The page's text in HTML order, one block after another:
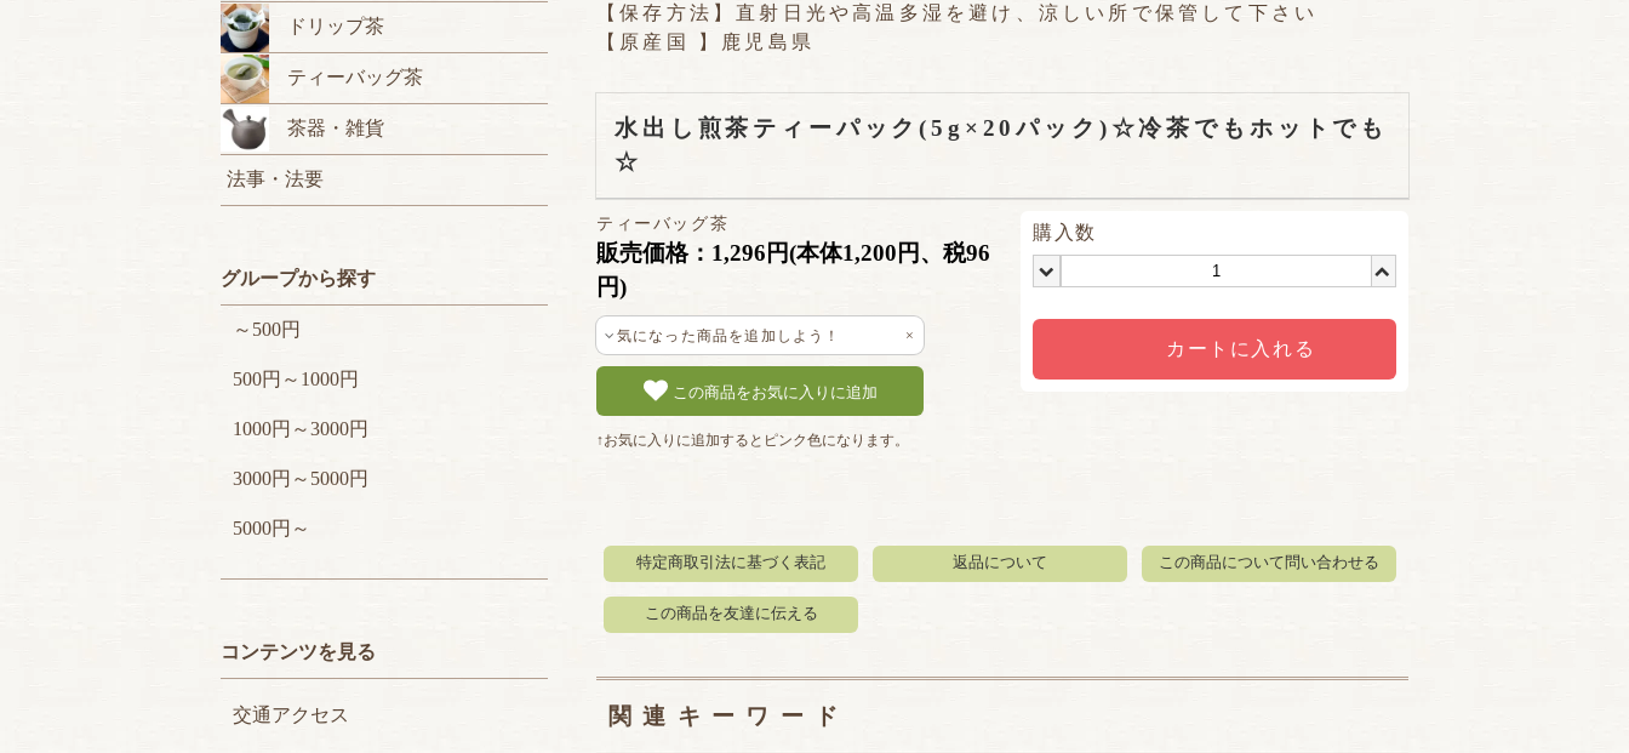
【保存方法】直射日光や高温多湿を避け、涼しい所で保管して下さい
【原産国 】鹿児島県
水出し煎茶ティーパック(5g×20パック)☆冷茶でもホットでも
☆
ティーバッグ茶
販売価格：1,296円(本体1,200円、税96
円)
気になった商品を追加しよう！ ×
この商品をお気に入りに追加
↑お気に入りに追加するとピンク色になります。
購入数
カートに入れる
特定商取引法に基づく表記 返品について この商品について問い合わせる
この商品を友達に伝える
関連キーワード
ドリップ茶
ティーバッグ茶
茶器・雑貨
法事・法要
グループから探す
～500円
500円～1000円
1000円～3000円
3000円～5000円
5000円～
コンテンツを見る
交通アクセス